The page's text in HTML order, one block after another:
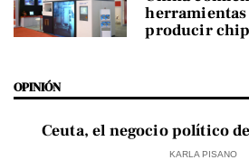
producir
OPINIÓN
Ceuta, el negocio político
KARLA PISANO